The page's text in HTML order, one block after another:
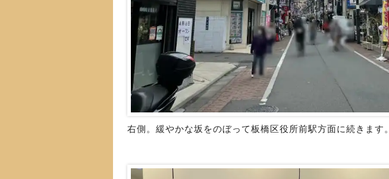
右側。緩やかな坂をのぼって板橋区役所前駅方面に続きます。